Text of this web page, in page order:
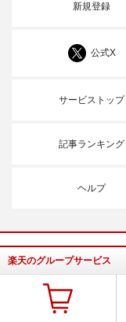
新規登録
公式X
サービストップ
記事ランキング
ヘルプ
楽天のグループサービス